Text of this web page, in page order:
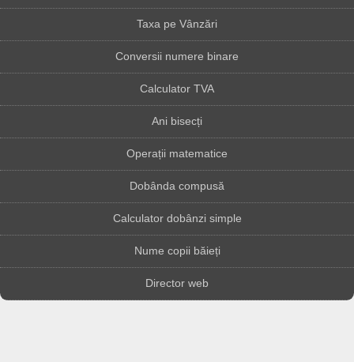
Taxa pe Vânzări
Conversii numere binare
Calculator TVA
Ani bisecți
Operații matematice
Dobânda compusă
Calculator dobânzi simple
Nume copii băieți
Director web